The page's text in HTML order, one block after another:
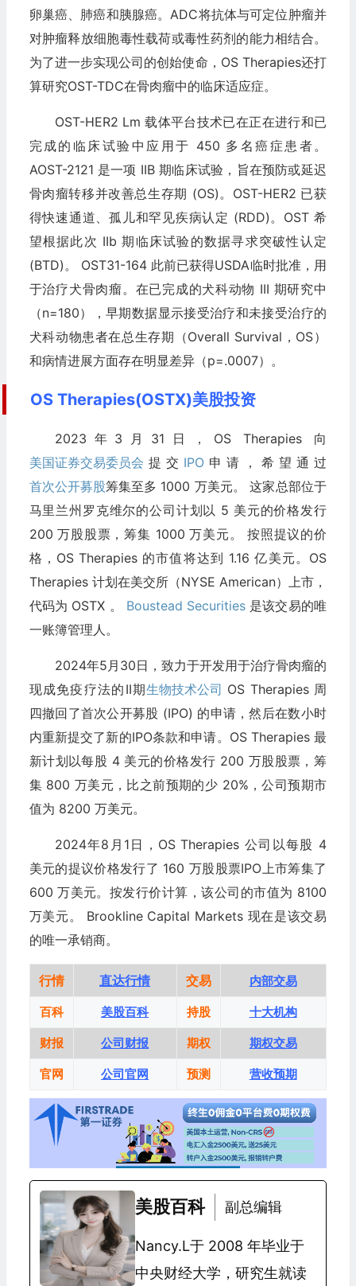
卵巢癌、肺癌和胰腺癌。ADC将抗体与可定位肿瘤并
对肿瘤释放细胞毒性载荷或毒性药剂的能力相结合。
为了进一步实现公司的创始使命，OS Therapies还打
算研究OST-TDC在骨肉瘤中的临床适应症。
OST-HER2 Lm 载体平台技术已在正在进行和已
完成的临床试验中应用于 450 多名癌症患者。
AOST-2121 是一项 IIB 期临床试验，旨在预防或延迟
骨肉瘤转移并改善总生存期 (OS)。OST-HER2 已获
得快速通道、孤儿和罕见疾病认定 (RDD)。OST 希
望根据此次 IIb 期临床试验的数据寻求突破性认定
(BTD)。 OST31-164 此前已获得USDA临时批准，用
于治疗犬骨肉瘤。在已完成的犬科动物 III 期研究中
（n=180），早期数据显示接受治疗和未接受治疗的
犬科动物患者在总生存期（Overall Survival，OS）
和病情进展方面存在明显差异（p=.0007）。
OS Therapies(OSTX)美股投资
2023年3月31日，OS Therapies 向
美国证券交易委员会 提交 IPO申请，希望通过
首次公开募股筹集至多 1000 万美元。 这家总部位于
马里兰州罗克维尔的公司计划以 5 美元的价格发行
200 万股股票，筹集 1000 万美元。 按照提议的价
格，OS Therapies 的市值将达到 1.16 亿美元。OS
Therapies 计划在美交所（NYSE American）上市，
代码为 OSTX 。 Boustead Securities是该交易的唯
一账簿管理人。
2024年5月30日，致力于开发用于治疗骨肉瘤的
现成免疫疗法的II期生物技术公司 OS Therapies 周
四撤回了首次公开募股 (IPO) 的申请，然后在数小时
内重新提交了新的IPO条款和申请。OS Therapies 最
新计划以每股 4 美元的价格发行 200 万股股票，筹
集 800 万美元，比之前预期的少 20%，公司预期市
值为 8200 万美元。
2024年8月1日，OS Therapies 公司以每股 4
美元的提议价格发行了 160 万股股票IPO上市筹集了
600 万美元。按发行价计算，该公司的市值为 8100
万美元。 Brookline Capital Markets 现在是该交易
的唯一承销商。
行情 直达行情 交易 内部交易
百科 美股百科 持股 十大机构
财报 公司财报 期权 期权交易
官网 公司官网 预测 营收预期
美股百科 副总编辑
Nancy.L于 2008 年毕业于
中央财经大学，研究生就读